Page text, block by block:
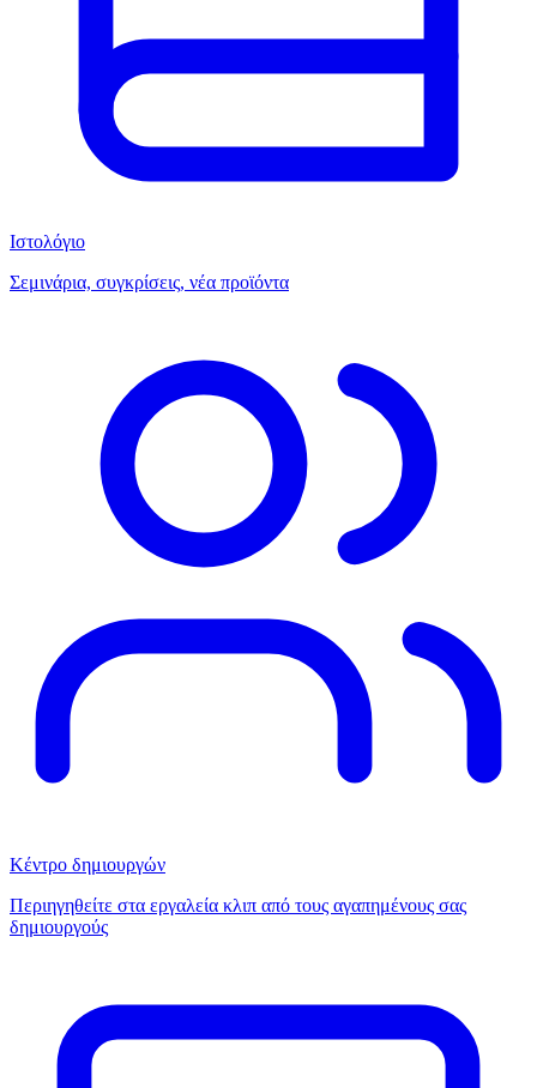
Ιστολόγιο
Σεμινάρια, συγκρίσεις, νέα προϊόντα
Κέντρο δημιουργών
Περιηγηθείτε στα εργαλεία κλιπ από τους αγαπημένους σας
δημιουργούς